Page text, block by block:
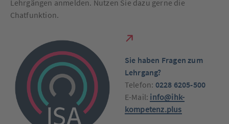
Lehrgängen anmelden. Nutzen Sie dazu gerne die
Chatfunktion.
Sie haben Fragen zum
Lehrgang?
Telefon: 0228 6205-500
E-Mail: info@ihk-
kompetenz.plus